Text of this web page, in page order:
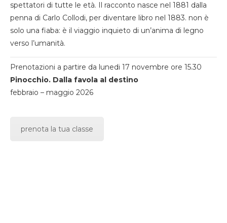
spettatori di tutte le età. Il racconto nasce nel 1881 dalla
penna di Carlo Collodi, per diventare libro nel 1883. non è
solo una fiaba: è il viaggio inquieto di un’anima di legno
verso l’umanità.
Prenotazioni a partire da lunedi 17 novembre ore 15.30
Pinocchio. Dalla favola al destino
febbraio – maggio 2026
prenota la tua classe